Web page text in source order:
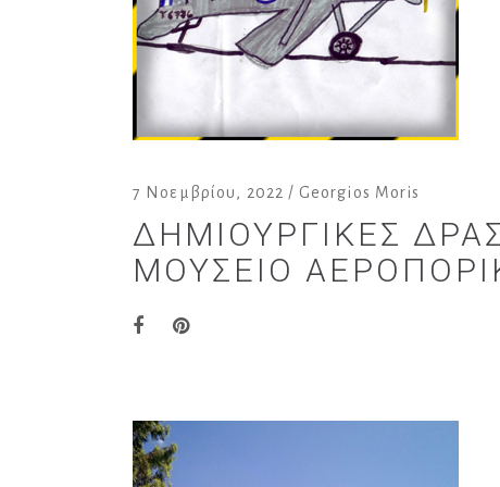
7 Νοεμβρίου, 2022 Georgios Moris
ΔΗΜΙΟΥΡΓΙΚΈΣ
ΜΟΥΣΕΊΟ